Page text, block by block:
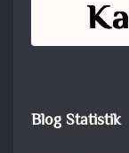
Blog Statistik